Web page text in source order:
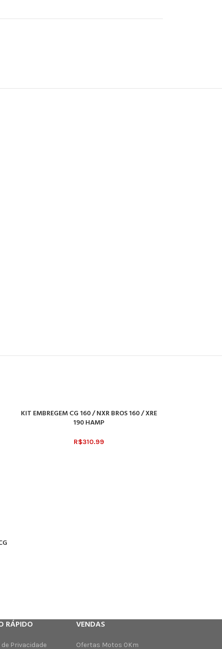
ADICIONAR AO CARRINHO
KIT EMBREGEM CG 160 / NXR BROS 160 / XRE
190 HAMP
R$310.99
RÁPIDO
Privacidade
VENDAS
Ofertas Motos 0Km